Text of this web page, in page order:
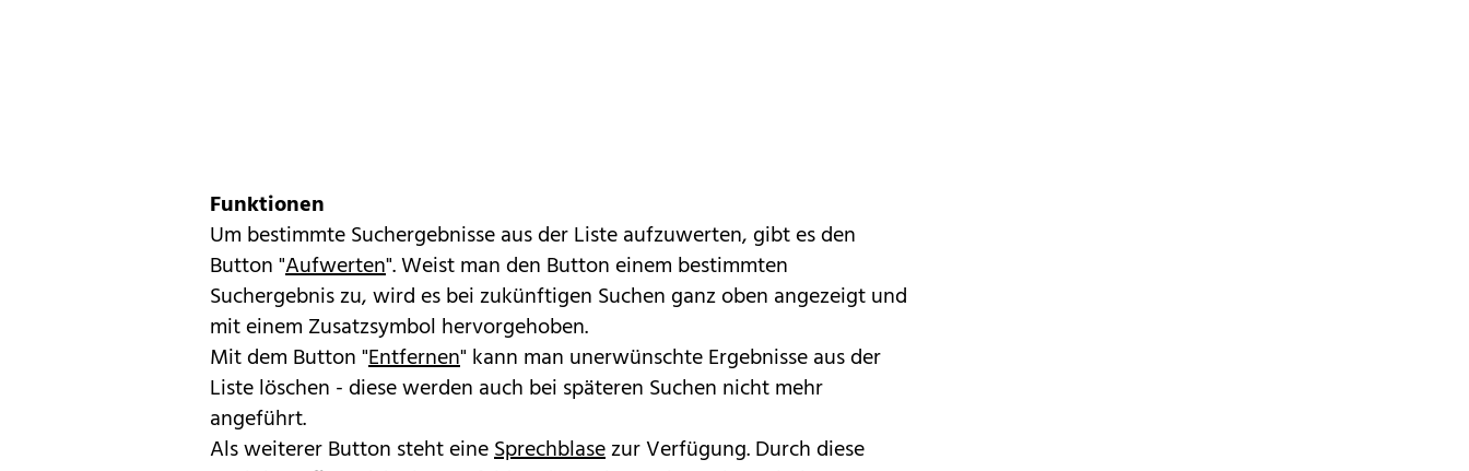
Funktionen
Um bestimmte Suchergebnisse aus der Liste aufzuwerten, gibt es den
Button "Aufwerten". Weist man den Button einem bestimmten
Suchergebnis zu, wird es bei zukünftigen Suchen ganz oben angezeigt und
mit einem Zusatzsymbol hervorgehoben.
Mit dem Button "Entfernen" kann man unerwünschte Ergebnisse aus der
Liste löschen - diese werden auch bei späteren Suchen nicht mehr
angeführt.
Als weiterer Button steht eineSprechblasezur Verfügung. Durch diese